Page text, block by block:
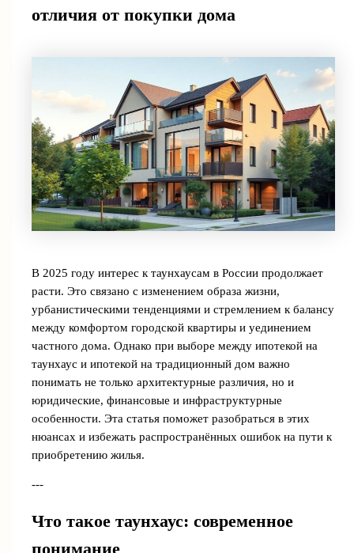
отличия от покупки дома
В 2025 году интерес к таунхаусам в России продолжает
расти. Это связано с изменением образа жизни,
урбанистическими тенденциями и стремлением к балансу
между комфортом городской квартиры и уединением
частного дома. Однако при выборе между ипотекой на
таунхаус и ипотекой на традиционный дом важно
понимать не только архитектурные различия, но и
юридические, финансовые и инфраструктурные
особенности. Эта статья поможет разобраться в этих
нюансах и избежать распространённых ошибок на пути к
приобретению жилья.
---
Что такое таунхаус: современное